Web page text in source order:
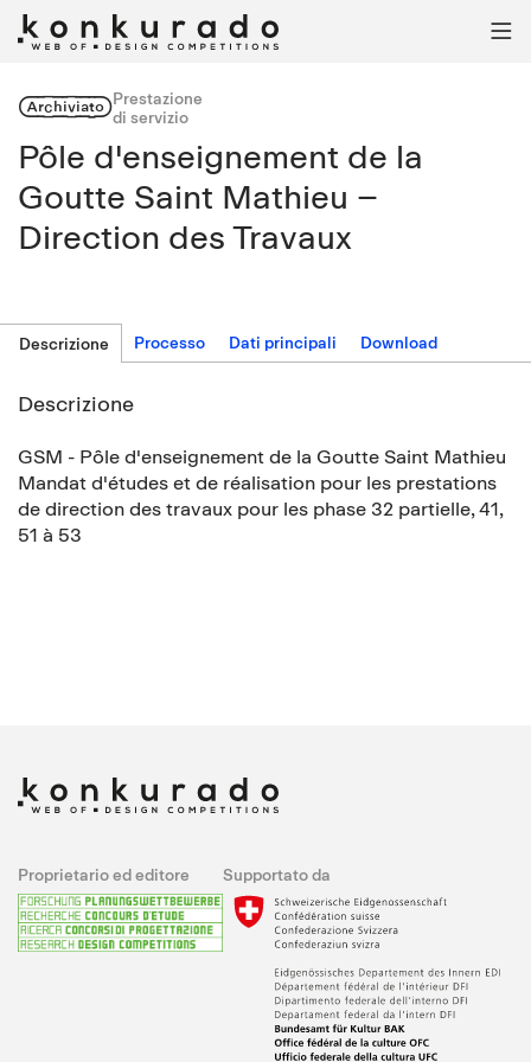

ArchiviatoPrestazione
di servizio
Pôle d'enseignement de la
Goutte Saint Mathieu –
Direction des Travaux
Descrizione Processo Dati principali Download
Descrizione
GSM - Pôle d'enseignement de la Goutte Saint Mathieu
Mandat d'études et de réalisation pour les prestations
de direction des travaux pour les phase 32 partielle, 41,
51 à 53
Proprietario ed editore Supportato da